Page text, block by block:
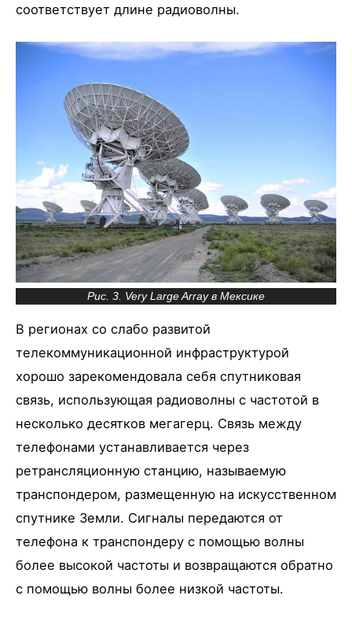
соответствует длине радиоволны.
Рис. 3. Very Large Array в Мексике
В регионах со слабо развитой
телекоммуникационной инфраструктурой
хорошо зарекомендовала себя спутниковая
связь, использующая радиоволны с частотой в
несколько десятков мегагерц. Связь между
телефонами устанавливается через
ретрансляционную станцию, называемую
транспондером, размещенную на искусственном
спутнике Земли. Сигналы передаются от
телефона к транспондеру с помощью волны
более высокой частоты и возвращаются обратно
с помощью волны более низкой частоты.